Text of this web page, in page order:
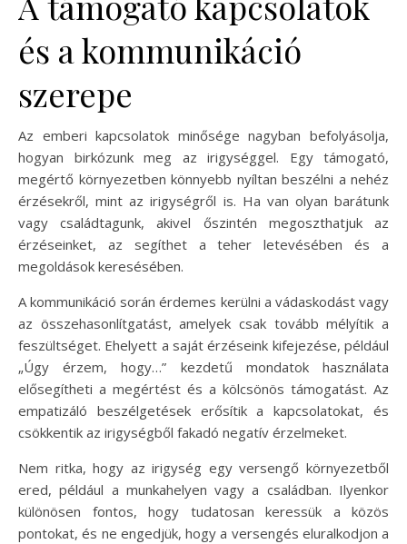
és a kommunikáció
szerepe
Az emberi kapcsolatok minősége nagyban befolyásolja,
hogyan birkózunk meg az irigységgel. Egy támogató,
megértő környezetben könnyebb nyíltan beszélni a nehéz
érzésekről, mint az irigységről is. Ha van olyan barátunk
vagy családtagunk, akivel őszintén megoszthatjuk az
érzéseinket, az segíthet a teher letevésében és a
megoldások keresésében.
A kommunikáció során érdemes kerülni a vádaskodást vagy
az összehasonlítgatást, amelyek csak tovább mélyítik a
feszültséget. Ehelyett a saját érzéseink kifejezése, például
„Úgy érzem, hogy…” kezdetű mondatok használata
elősegítheti a megértést és a kölcsönös támogatást. Az
empatizáló beszélgetések erősítik a kapcsolatokat, és
csökkentik az irigységből fakadó negatív érzelmeket.
Nem ritka, hogy az irigység egy versengő környezetből
ered, például a munkahelyen vagy a családban. Ilyenkor
különösen fontos, hogy tudatosan keressük a közös
pontokat, és ne engedjük, hogy a versengés eluralkodjon a